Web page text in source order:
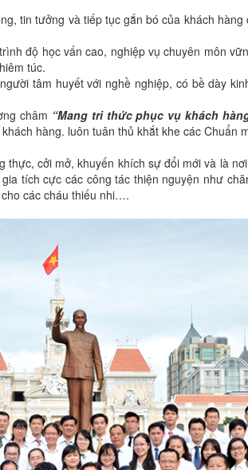
tin tưởng và tiếp tục gắn bó của khách
độ học vấn cao, nghiệp vụ chuyên môn
túc.
tâm huyết với nghề nghiệp, có bề dày
châm “Mang tri thức phục vụ khách
hàng. luôn tuân thủ khắt khe các Chuẩn
thực, cởi mở, khuyến khích sự đổi mới và là
tích cực các công tác thiện nguyện như
các cháu thiếu nhi….